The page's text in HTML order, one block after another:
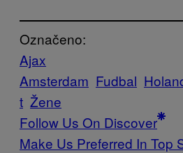
Označeno:
Ajax
Amsterdam Fudbal
t Žene
Follow Us On Discover
Make Us Preferred In Top